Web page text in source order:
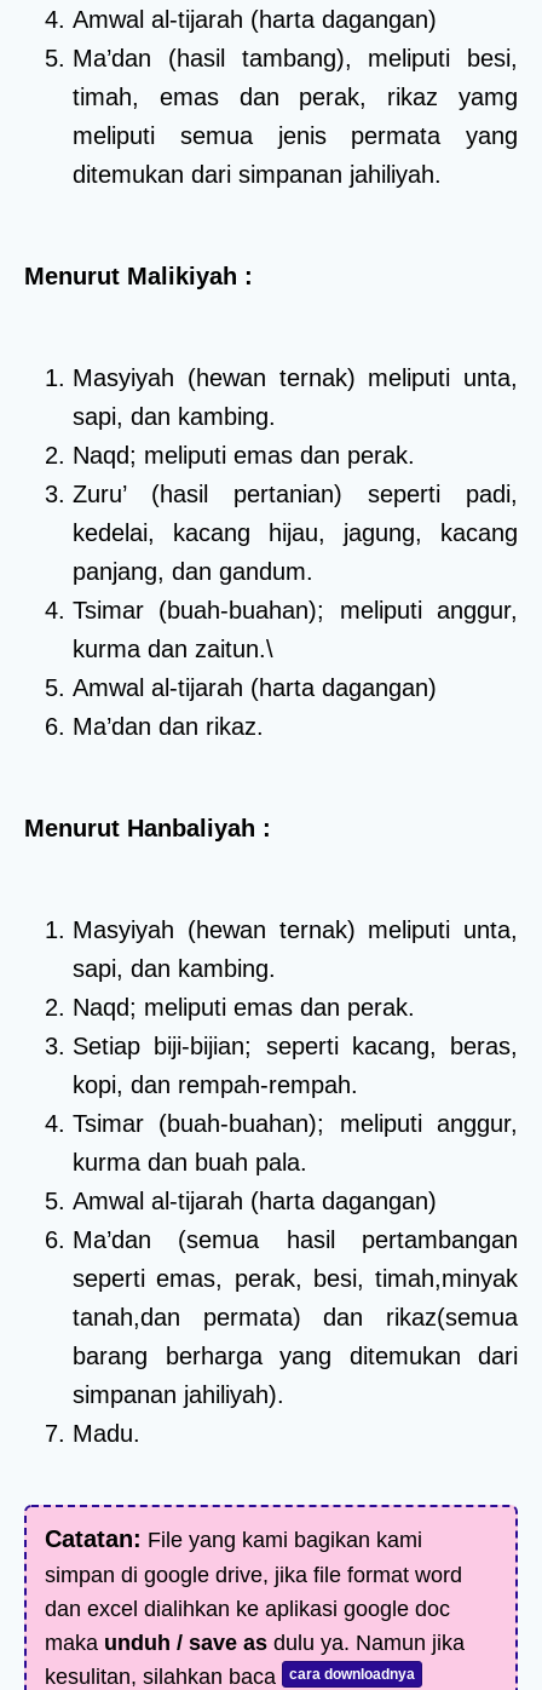
Amwal al-tijarah (harta dagangan)
Ma’dan (hasil tambang), meliputi besi,
timah, emas dan perak, rikaz yamg
meliputi semua jenis permata yang
ditemukan dari simpanan jahiliyah.
Menurut Malikiyah :
Masyiyah (hewan ternak) meliputi unta,
sapi, dan kambing.
Naqd; meliputi emas dan perak.
Zuru’ (hasil pertanian) seperti padi,
kedelai, kacang hijau, jagung, kacang
panjang, dan gandum.
Tsimar (buah-buahan); meliputi anggur,
kurma dan zaitun.\
Amwal al-tijarah (harta dagangan)
Ma’dan dan rikaz.
Menurut Hanbaliyah :
Masyiyah (hewan ternak) meliputi unta,
sapi, dan kambing.
Naqd; meliputi emas dan perak.
Setiap biji-bijian; seperti kacang, beras,
kopi, dan rempah-rempah.
Tsimar (buah-buahan); meliputi anggur,
kurma dan buah pala.
Amwal al-tijarah (harta dagangan)
Ma’dan (semua hasil pertambangan
seperti emas, perak, besi, timah,minyak
tanah,dan permata) dan rikaz(semua
barang berharga yang ditemukan dari
simpanan jahiliyah).
Madu.
Catatan: File yang kami bagikan kami
simpan di google drive, jika file format word
dan excel dialihkan ke aplikasi google doc
maka unduh / save as dulu ya. Namun jika
kesulitan, silahkan baca
cara downloadnya